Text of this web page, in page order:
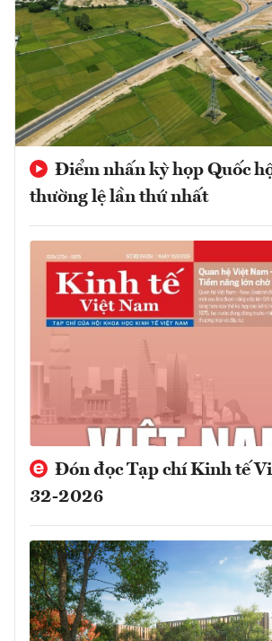
Điểm nhấn kỳ họp Quốc
thường lệ lần thứ nhất
Đón đọc Tạp chí Kinh tế
32-2026